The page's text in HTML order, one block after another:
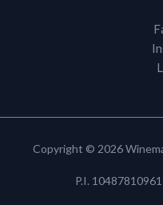
Copyright © 2026
P.I.